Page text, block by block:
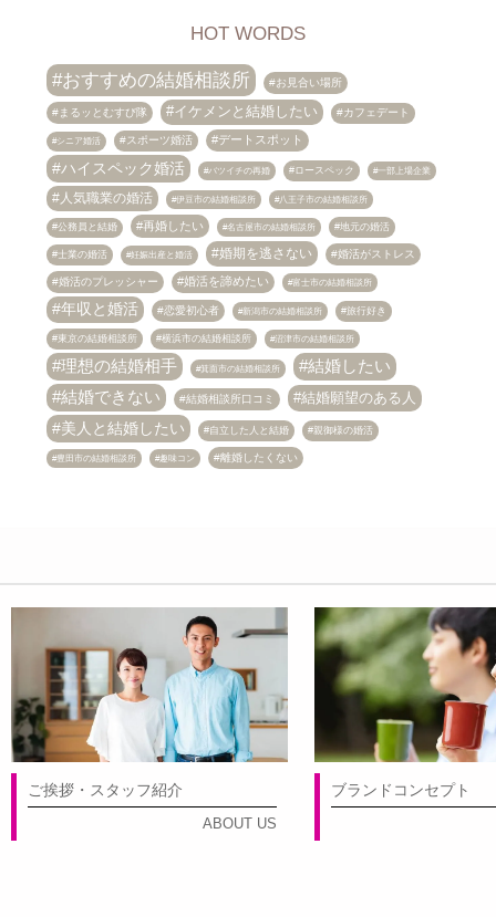
HOT WORDS
おすすめの結婚相談所 お見合い場所
まるッとむすび隊 イケメンと結婚したい カフェデート
シニア婚活 スポーツ婚活 デートスポット
ハイスペック婚活 バツイチの再婚 ロースペック 一部上場企業
人気職業の婚活 伊豆市の結婚相談所 八王子市の結婚相談所
公務員と結婚 再婚したい 名古屋市の結婚相談所 地元の婚活
士業の婚活 妊娠出産と婚活 婚期を逃さない 婚活がストレス
婚活のプレッシャー 婚活を諦めたい 富士市の結婚相談所
年収と婚活 恋愛初心者 新潟市の結婚相談所 旅行好き
東京の結婚相談所 横浜市の結婚相談所 沼津市の結婚相談所
理想の結婚相手 箕面市の結婚相談所
結婚したい
結婚できない
結婚相談所口コミ 結婚願望のある人
美人と結婚したい 自立した人と結婚 親御様の婚活
豊田市の結婚相談所 趣味コン 離婚したくない
ご挨拶・スタッフ紹介
ABOUT US
ブランドコンセプト